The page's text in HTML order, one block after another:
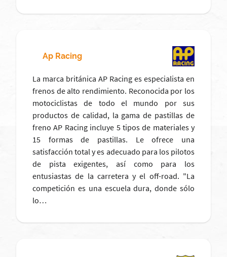
Ap Racing
La marca británica AP Racing es especialista en
frenos de alto rendimiento. Reconocida por los
motociclistas de todo el mundo por sus
productos de calidad, la gama de pastillas de
freno AP Racing incluye 5 tipos de materiales y
15 formas de pastillas. Le ofrece una
satisfacción total y es adecuado para los pilotos
de pista exigentes, así como para los
entusiastas de la carretera y el off-road. "La
competición es una escuela dura, donde sólo
lo…